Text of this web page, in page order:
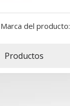
Marca del producto:
Productos